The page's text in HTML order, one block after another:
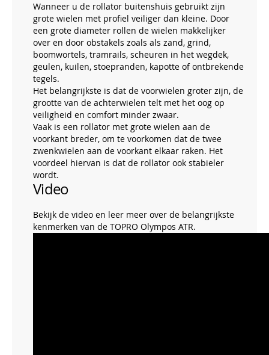
Wanneer u de rollator buitenshuis gebruikt zijn
grote wielen met profiel veiliger dan kleine. Door
een grote diameter rollen de wielen makkelijker
over en door obstakels zoals als zand, grind,
boomwortels, tramrails, scheuren in het wegdek,
geulen, kuilen, stoepranden, kapotte of ontbrekende
tegels.
Het belangrijkste is dat de voorwielen groter zijn, de
grootte van de achterwielen telt met het oog op
veiligheid en comfort minder zwaar.
Vaak is een rollator met grote wielen aan de
voorkant breder, om te voorkomen dat de twee
zwenkwielen aan de voorkant elkaar raken. Het
voordeel hiervan is dat de rollator ook stabieler
wordt.
Video
Bekijk de video en leer meer over de belangrijkste
kenmerken van de TOPRO Olympos ATR.